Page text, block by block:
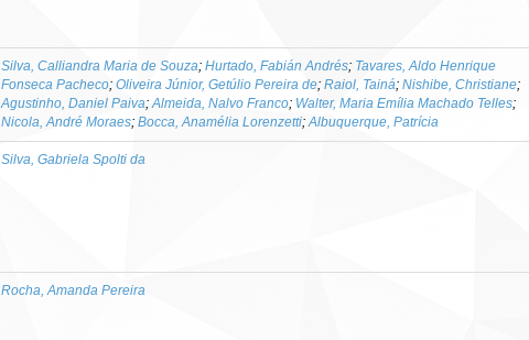
Silva, Calliandra Maria de Souza; Hurtado, Fabián Andrés; Tavares, Aldo Henrique
Fonseca Pacheco; Oliveira Júnior, Getúlio Pereira de; Raiol, Tainá; Nishibe, Christiane;
Agustinho, Daniel Paiva; Almeida, Nalvo Franco; Walter, Maria Emília Machado Telles;
Nicola, André Moraes; Bocca, Anamélia Lorenzetti; Albuquerque, Patrícia
Silva, Gabriela Spolti da
Rocha, Amanda Pereira